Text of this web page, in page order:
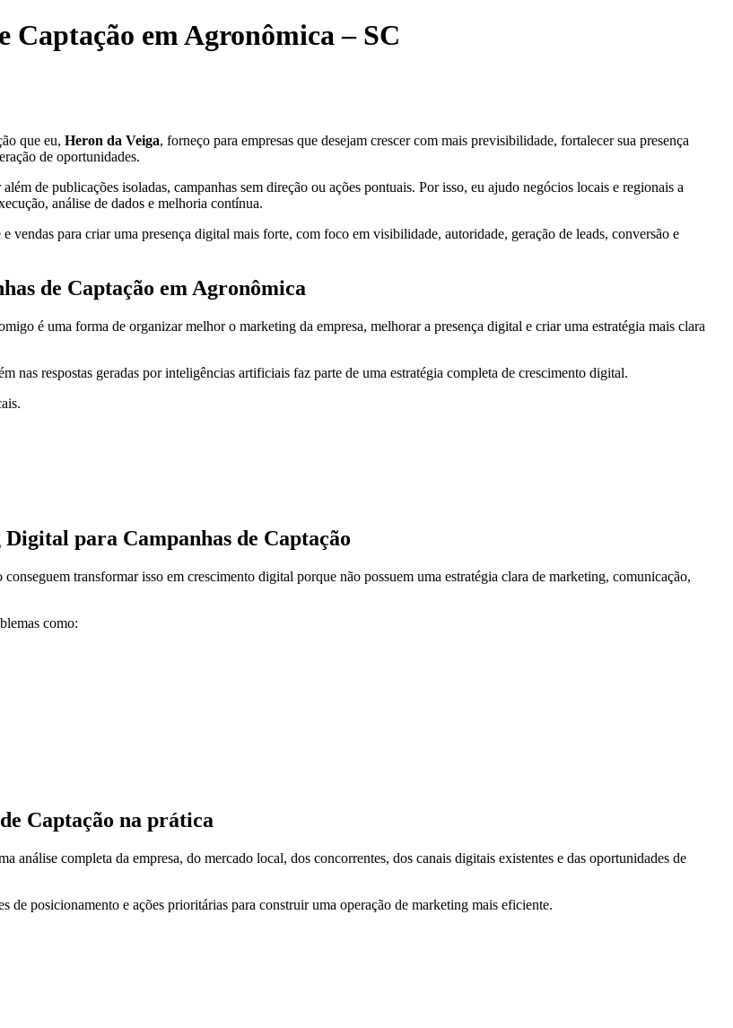
em Agronômica – SC
que eu, Heron da Veiga, forneço para empresas que desejam crescer com mais previsibilidade, fortalecer sua presença
de oportunidades.
de publicações isoladas, campanhas sem direção ou ações pontuais. Por isso, eu ajudo negócios locais e regionais a
análise de dados e melhoria contínua.
para criar uma presença digital mais forte, com foco em visibilidade, autoridade, geração de leads, conversão e
de Captação em Agronômica
é uma forma de organizar melhor o marketing da empresa, melhorar a presença digital e criar uma estratégia mais clara
nas respostas geradas por inteligências artificiais faz parte de uma estratégia completa de crescimento digital.
para Campanhas de Captação
transformar isso em crescimento digital porque não possuem uma estratégia clara de marketing, comunicação,
como:
Captação na prática
análise completa da empresa, do mercado local, dos concorrentes, dos canais digitais existentes e das oportunidades de
posicionamento e ações prioritárias para construir uma operação de marketing mais eficiente.